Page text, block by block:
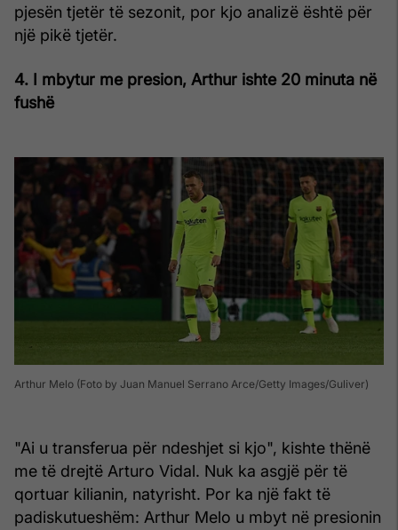
pjesën tjetër të sezonit, por kjo analizë është për
një pikë tjetër.
4. I mbytur me presion, Arthur ishte 20 minuta në
fushë
Arthur Melo (Foto by Juan Manuel Serrano Arce/Getty Images/Guliver)
"Ai u transferua për ndeshjet si kjo", kishte thënë
me të drejtë Arturo Vidal. Nuk ka asgjë për të
qortuar kilianin, natyrisht. Por ka një fakt të
padiskutueshëm: Arthur Melo u mbyt në presionin